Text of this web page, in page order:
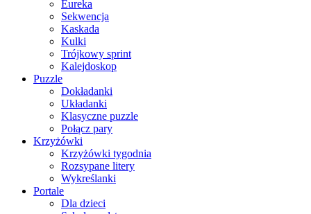
Eureka
Sekwencja
Kaskada
Kulki
Trójkowy sprint
Kalejdoskop
Puzzle
Dokładanki
Układanki
Klasyczne puzzle
Połącz pary
Krzyżówki
Krzyżówki tygodnia
Rozsypane litery
Wykreślanki
Portale
Dla dzieci